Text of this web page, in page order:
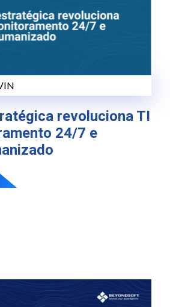
revoluciona TI
24/7 e